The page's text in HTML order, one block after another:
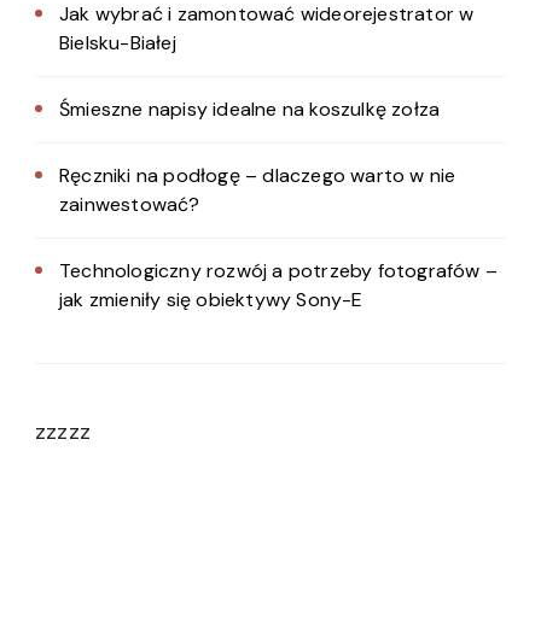
Jak wybrać i zamontować wideorejestrator w
Bielsku-Białej
Śmieszne napisy idealne na koszulkę zołza
Ręczniki na podłogę – dlaczego warto w nie
zainwestować?
Technologiczny rozwój a potrzeby fotografów –
jak zmieniły się obiektywy Sony-E
zzzzz